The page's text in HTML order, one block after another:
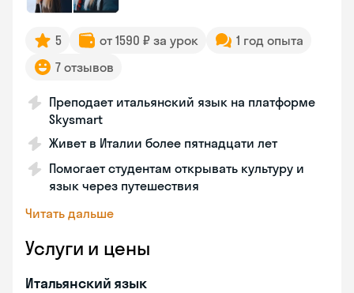
5 от 1590 ₽ за урок
1 год опыта
7 отзывов
Преподает итальянский язык на платформе
Skysmart
Живет в Италии более пятнадцати лет
Помогает студентам открывать культуру и
язык через путешествия
Читать дальше
Услуги и цены
Итальянский язык